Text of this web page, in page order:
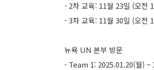
- 2차 교육: 11월 23일 (오전
- 3차 교육: 11월 30일 (오전
뉴욕 UN 본부 방문
- Team 1: 2025.01.20(월) ~